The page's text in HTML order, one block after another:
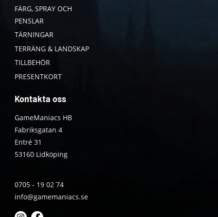
FÄRG, SPRAY OCH
PENSLAR
TÄRNINGAR
TERRÄNG & LANDSKAP
TILLBEHÖR
PRESENTKORT
Kontakta oss
GameManiacs HB
Fabriksgatan 4
Entré 31
53160 Lidköping
0705 - 19 02 74
info@gamemaniacs.se